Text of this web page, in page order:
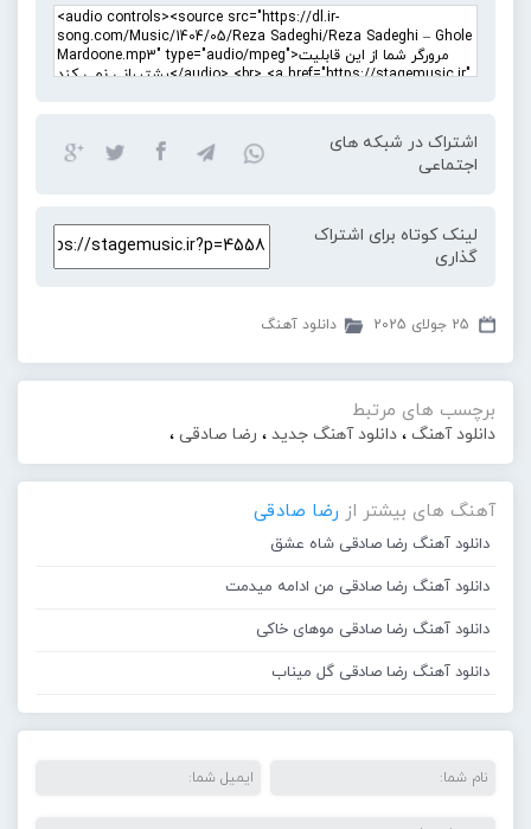
اشتراک در شبکه های
اجتماعی
لینک کوتاه برای اشتراک
گذاری
25 جولای 2025 دانلود آهنگ
برچسب های مرتبط
دانلود آهنگ ، دانلود آهنگ جدید ، رضا صادقی ،
آهنگ های بیشتر از رضا صادقی
دانلود آهنگ رضا صادقی شاه عشق
دانلود آهنگ رضا صادقی من ادامه میدمت
دانلود آهنگ رضا صادقی موهای خاکی
دانلود آهنگ رضا صادقی گل میناب